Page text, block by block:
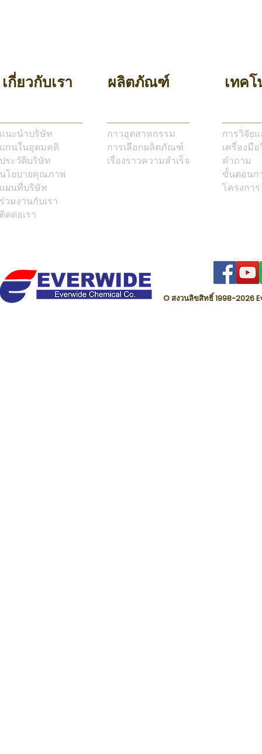
เกี่ยวกับเรา ผลิตภัณฑ์ เทค
แนะนำบริษัท
แกนในอุดมคติ
ประวัติบริษัท
นโยบายคุณภาพ
แผนที่บริษัท
ร่วมงานกับเรา
ติดต่อเรา
กาวอุตสาหกรรม
การเลือกผลิตภัณฑ์
เรื่องราวความสำเร็จ
การวิจัย
เครื่องมื
คำถาม
ขั้นตอนก
โครงการ
© สงวนลิขสิทธิ์ 1998-2026